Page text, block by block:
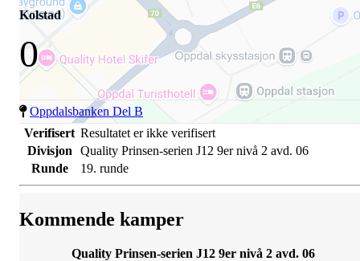
Kolstad
0
Oppdalsbanken Del B
Verifisert Resultatet er ikke verifisert
Divisjon
Quality Prinsen-serien J12 9er nivå 2 avd. 06
Runde
19. runde
Kommende kamper
Quality Prinsen-serien J12 9er nivå 2 avd. 06